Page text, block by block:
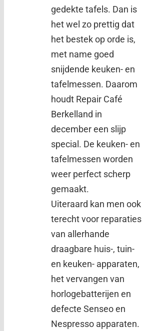
gedekte tafels. Dan is
het wel zo prettig dat
het bestek op orde is,
met name goed
snijdende keuken- en
tafelmessen. Daarom
houdt Repair Café
Berkelland in
december een slijp
special. De keuken- en
tafelmessen worden
weer perfect scherp
gemaakt.
Uiteraard kan men ook
terecht voor reparaties
van allerhande
draagbare huis-, tuin-
en keuken- apparaten,
het vervangen van
horlogebatterijen en
defecte Senseo en
Nespresso apparaten.